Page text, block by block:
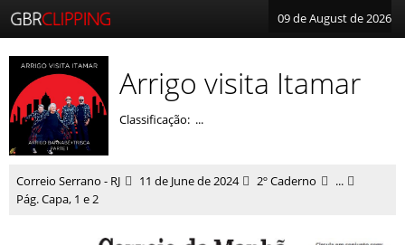
09 de August de 2026
Arrigo visita Itamar
Classificação: ...
Correio Serrano - RJ 11 de June de 2024 2º Caderno
...
Pág. Capa, 1 e 2